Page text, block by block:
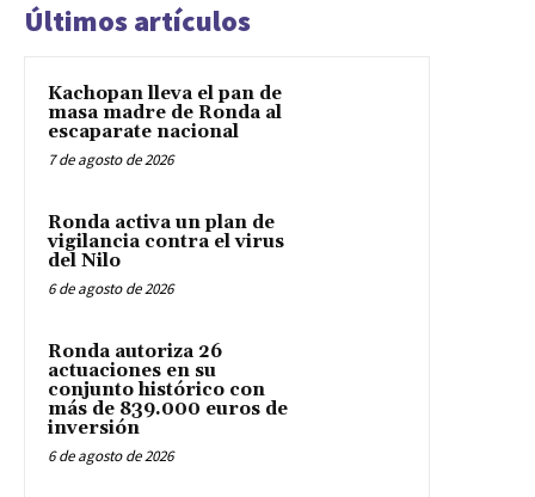
Últimos artículos
Kachopan lleva el pan de
masa madre de Ronda al
escaparate nacional
7 de agosto de 2026
Ronda activa un plan de
vigilancia contra el virus
del Nilo
6 de agosto de 2026
Ronda autoriza 26
actuaciones en su
conjunto histórico con
más de 839.000 euros de
inversión
6 de agosto de 2026